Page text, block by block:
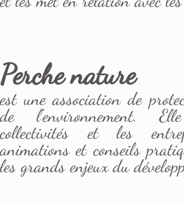
Perche nature
est une association de
de l’environnement.
collectivités et les
animations et conseils
les grands enjeux du